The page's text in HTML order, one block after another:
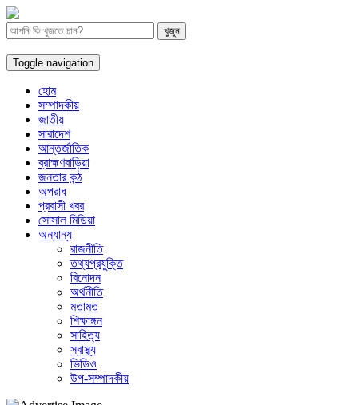
Toggle navigation
হোম
সম্পাদকীয়
জাতীয়
সারাদেশ
আন্তর্জাতিক
ব্রাহ্মণবাড়িয়া
জনতার কন্ঠ
অপরাধ
প্রবাসী খবর
সোসাল মিডিয়া
অন্যান্য
রাজনীতি
তথ্যপ্রযুক্তি
বিনোদন
অর্থনীতি
মতামত
শিক্ষাঙ্গন
সাহিত্য
স্বাস্থ্য
ভিডিও
উপ-সম্পাদকীয়